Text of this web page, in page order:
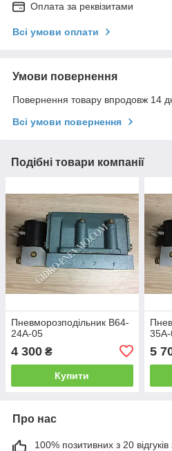
Оплата за реквізитами
Всі умови оплати
Умови повернення
Повернення товару впродовж 14
Всі умови повернення
Подібні товари компанії
Пневморозподільник В64-
24А-05
4 300 ₴
Купити
35А-
5
Про нас
100% позитивних з 20 відгуків